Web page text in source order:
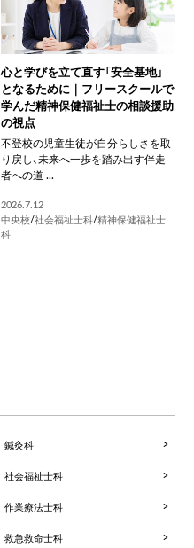
心と学びを立て直す「安全基地」
となるために｜フリースクールで
学んだ精神保健福祉士の相談援助
の視点
不登校の児童生徒が自分らしさを取
り戻し、未来へ一歩を踏み出す伴走
者への道 ...
2026.7.12
中央校/社会福祉士科/精神保健福祉士
科
鍼灸科
社会福祉士科
作業療法士科
救急救命士科